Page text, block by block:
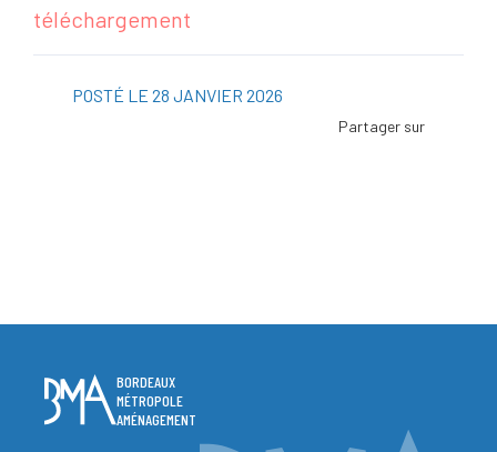
téléchargement
POSTÉ LE 28 JANVIER 2026
Twitter
Viadeo
ScoopIt
BORDEAUX
MÉTROPOLE
AMÉNAGEMENT